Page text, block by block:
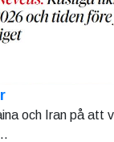
och Iran på att